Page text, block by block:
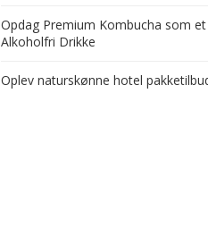
Opdag Premium Kombucha som
Alkoholfri Drikke
Oplev naturskønne hotel